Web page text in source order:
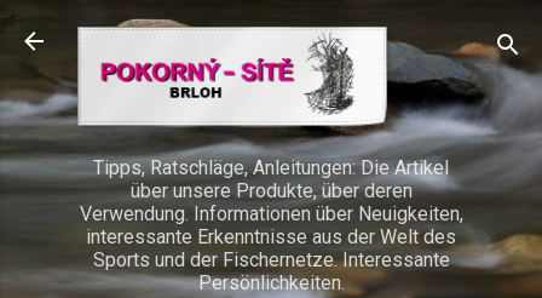
Direkt zum Hauptbereich
Tipps, Ratschläge, Anleitungen: Die Artikel
über unsere Produkte, über deren
Verwendung. Informationen über Neuigkeiten,
interessante Erkenntnisse aus der Welt des
Sports und der Fischernetze. Interessante
Persönlichkeiten.